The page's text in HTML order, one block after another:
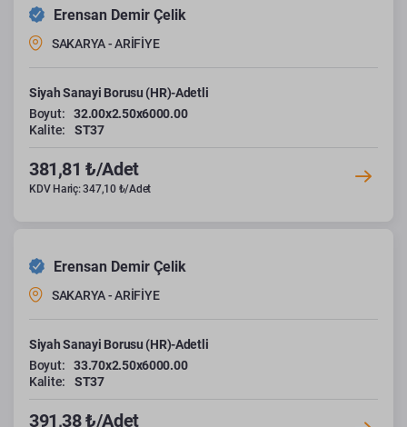
Erensan Demir Çelik
SAKARYA - ARİFİYE
Siyah Sanayi Borusu (HR)-Adetli
Boyut:
32.00x2.50x6000.00
Kalite:
ST37
381,81 ₺/Adet
KDV Hariç: 347,10 ₺/Adet
Erensan Demir Çelik
SAKARYA - ARİFİYE
Siyah Sanayi Borusu (HR)-Adetli
Boyut:
33.70x2.50x6000.00
Kalite:
ST37
391,38 ₺/Adet